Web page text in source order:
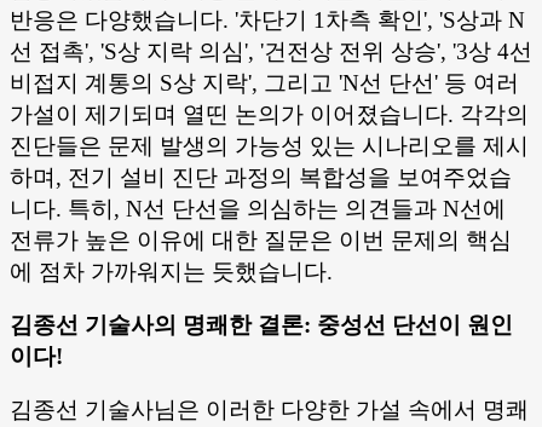
반응은 다양했습니다. '차단기 1차측 확인', 'S상과 N
선 접촉', 'S상 지락 의심', '건전상 전위 상승', '3상 4선
비접지 계통의 S상 지락', 그리고 'N선 단선' 등 여러
가설이 제기되며 열띤 논의가 이어졌습니다. 각각의
진단들은 문제 발생의 가능성 있는 시나리오를 제시
하며, 전기 설비 진단 과정의 복합성을 보여주었습
니다. 특히, N선 단선을 의심하는 의견들과 N선에
전류가 높은 이유에 대한 질문은 이번 문제의 핵심
에 점차 가까워지는 듯했습니다.
김종선 기술사의 명쾌한 결론: 중성선 단선이 원인
이다!
김종선 기술사님은 이러한 다양한 가설 속에서 명쾌